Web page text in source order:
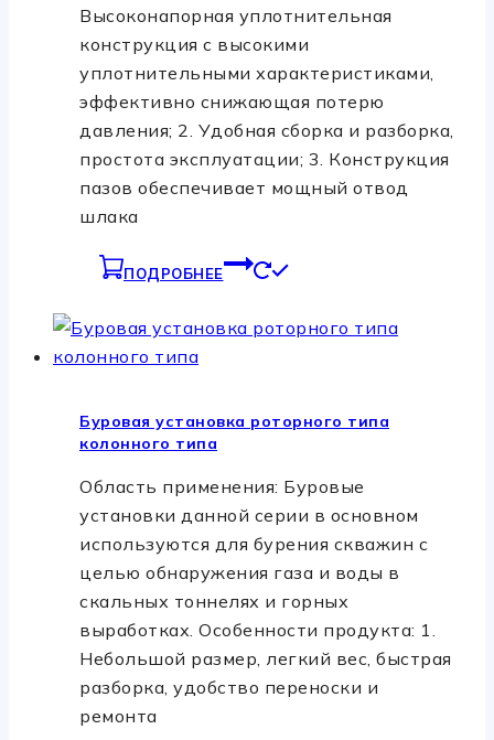
Высоконапорная уплотнительная
конструкция с высокими
уплотнительными характеристиками,
эффективно снижающая потерю
давления; 2. Удобная сборка и разборка,
простота эксплуатации; 3. Конструкция
пазов обеспечивает мощный отвод
шлака
ПОДРОБНЕЕ
Буровая установка роторного типа
колонного типа
Область применения: Буровые
установки данной серии в основном
используются для бурения скважин с
целью обнаружения газа и воды в
скальных тоннелях и горных
выработках. Особенности продукта: 1.
Небольшой размер, легкий вес, быстрая
разборка, удобство переноски и
ремонта